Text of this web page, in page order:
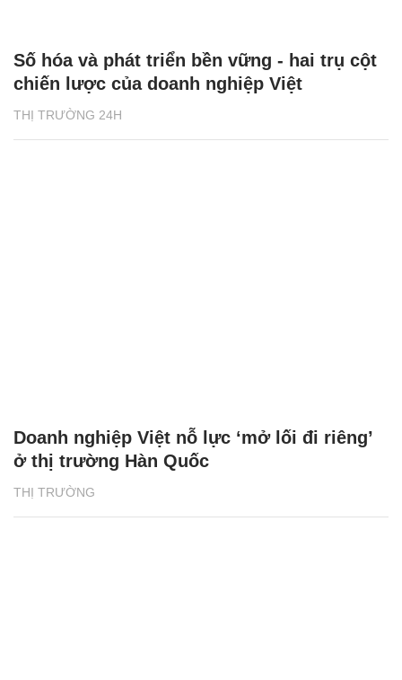
THỊ TRƯỜNG 24H
Số hóa và phát triển bền vững - hai trụ cột
chiến lược của doanh nghiệp Việt
THỊ TRƯỜNG
Doanh nghiệp Việt nỗ lực ‘mở lối đi riêng’
ở thị trường Hàn Quốc